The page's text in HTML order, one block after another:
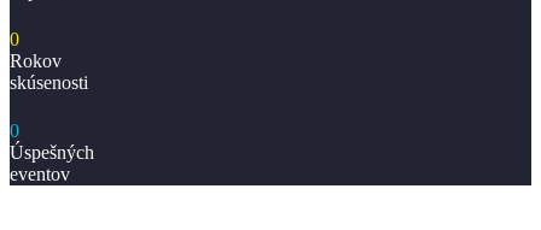
0
Rokov
skúsenosti
0
Úspešných
eventov